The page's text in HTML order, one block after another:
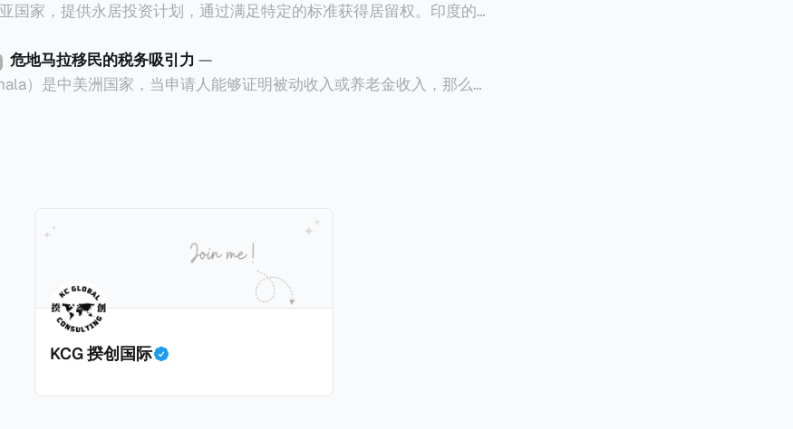
效期的两年内保持投资，则可以在居留证到期日前至少60天申请续签3
年的实际居留（每年在意大利停留270天），申请人可以申请永居。当
就可以申请加入意大利国籍。 那么，意大利的税务政策有吸
：
国家，提供永居投资计划，通过满足特定的标准获得居留权。印度的永
国直接投资（FDI）途径投资印度： * 申请人必须在18个月内投
773万人民币）或36个月内投资至少2.5亿卢比（约合1933万人民
* 申请人必须在印度就业务注册公司，并提供公
民身份才能获得印度公民身份。 那么，印度的税务政策有吸引力吗？我们来看看：
危地马拉移民的税务吸引力 —
）是中美洲国家，当申请人能够证明被动收入或养老金收入，那么可
。每月被动或养老金收入要求相对较低，只需要为1250美元（折合约人
KCG 揆创国际